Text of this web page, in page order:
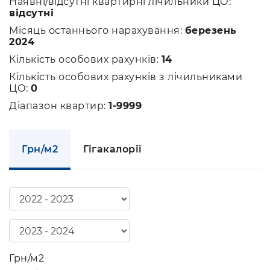
відсутні
Місяць останнього нарахування: березень
2024
Кількість особових рахунків: 14
Кількість особових рахунків з лічильниками
ЦО: 0
Діапазон квартир: 1-9999
Грн/м2 Гігакалорії
Грн/м2